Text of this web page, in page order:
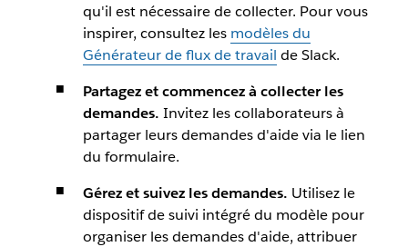
qu'il est nécessaire de collecter. Pour vous
inspirer, consultez les modèles du
Générateur de flux de travail de Slack.
Partagez et commencez à collecter les
demandes. Invitez les collaborateurs à
partager leurs demandes d'aide via le lien
du formulaire.
Gérez et suivez les demandes. Utilisez le
dispositif de suivi intégré du modèle pour
organiser les demandes d'aide, attribuer